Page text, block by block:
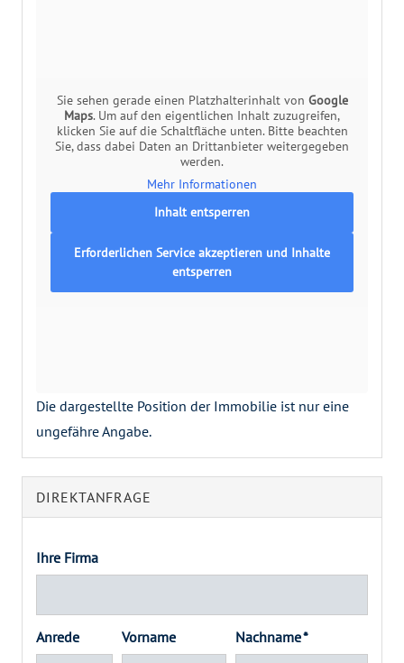
Sie sehen gerade einen Platzhalterinhalt von Google
Maps. Um auf den eigentlichen Inhalt zuzugreifen,
klicken Sie auf die Schaltfläche unten. Bitte beachten
Sie, dass dabei Daten an Drittanbieter weitergegeben
werden.
Mehr Informationen
Inhalt entsperren
Erforderlichen Service akzeptieren und Inhalte
entsperren
Die dargestellte Position der Immobilie ist nur eine
ungefähre Angabe.
DIREKTANFRAGE
Ihre Firma
Anrede Vorname Nachname *